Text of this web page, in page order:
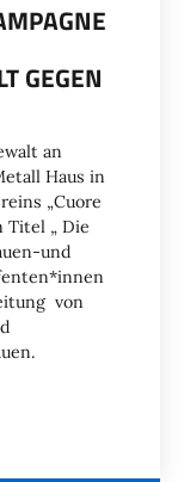
GEGEN
an
Haus in
„Cuore
Titel „ Die
und
von